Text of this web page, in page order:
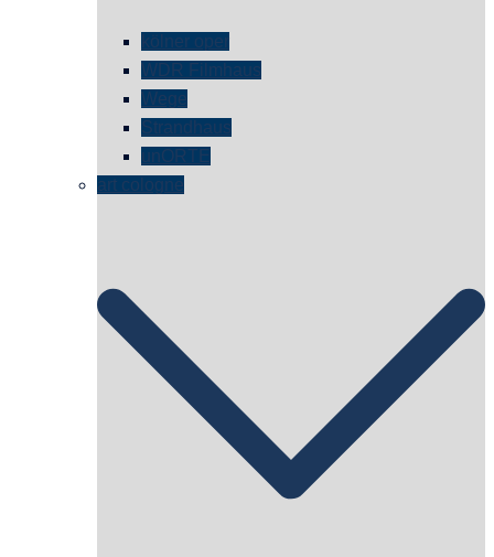
kölner oper
WDR Filmhaus
Wege
Strandhaus
unORTE
art cologne